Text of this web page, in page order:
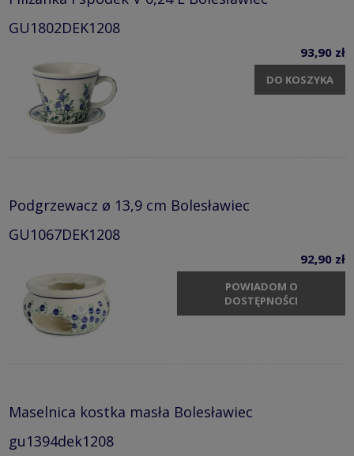
GU1802DEK1208
93,90 zł
DO KOSZYKA
Podgrzewacz ø 13,9 cm Bolesławiec
GU1067DEK1208
92,90 zł
POWIADOM O
DOSTĘPNOŚCI
Maselnica kostka masła Bolesławiec
gu1394dek1208